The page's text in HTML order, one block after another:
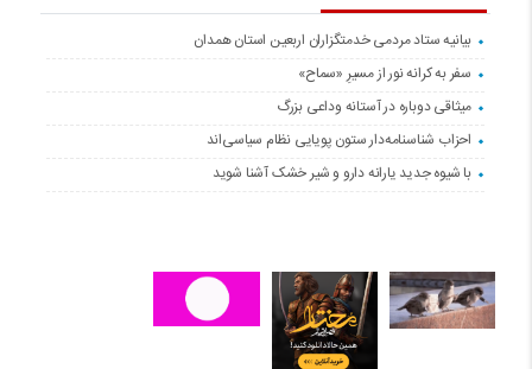
بیانیه ستاد مردمی خدمتگزاران اربعین استان همدان
سفر به کرانه‌ نور از مسیرِ «سماح»
میثاقی دوباره در آستانه‌ وداعی بزرگ
احزاب شناسنامه‌دار ستون پویایی نظام سیاسی‌اند
با شیوه جدید یارانه دارو و شیر خشک آشنا شوید